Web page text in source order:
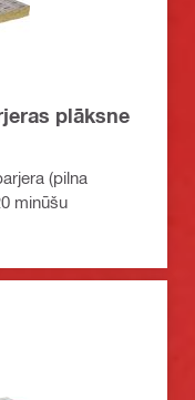
plāksne
(pilna
minūšu